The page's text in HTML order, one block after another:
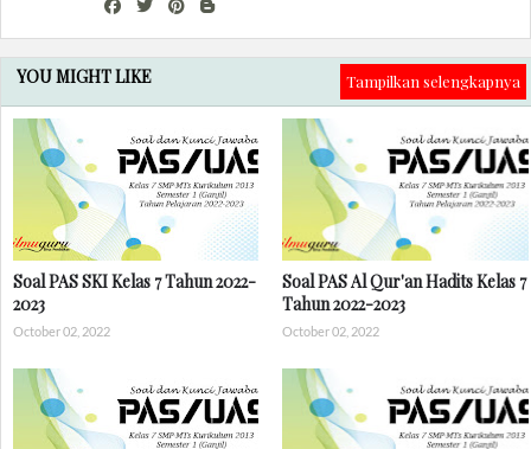
YOU MIGHT LIKE Tampilkan selengkapnya
Soal PAS SKI Kelas 7 Tahun 2022-
2023
October 02, 2022
Soal PAS Al Qur'an Hadits Kelas 7
Tahun 2022-2023
October 02, 2022